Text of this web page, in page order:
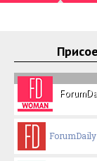
ForumDaily